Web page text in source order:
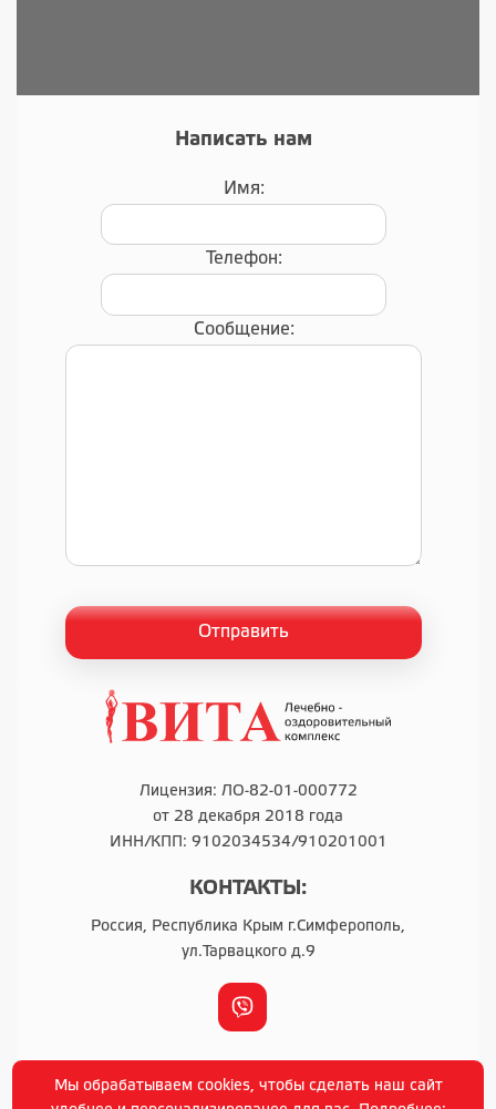
Написать нам
Имя:
Телефон:
Сообщение:
Лицензия: ЛО-82-01-000772
от 28 декабря 2018 года
ИНН/КПП: 9102034534/910201001
КОНТАКТЫ:
Россия, Республика Крым г.Симферополь,
ул.Тарвацкого д.9
г. Симферополь © Copyright 2014-2021 г
Политика конфиденциальности
Мы обрабатываем cookies, чтобы сделать наш сайт